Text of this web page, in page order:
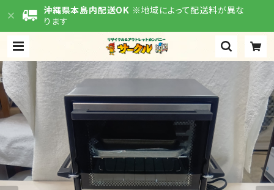
沖縄県本島内配送OK ※地域によって配送料が異な
ります